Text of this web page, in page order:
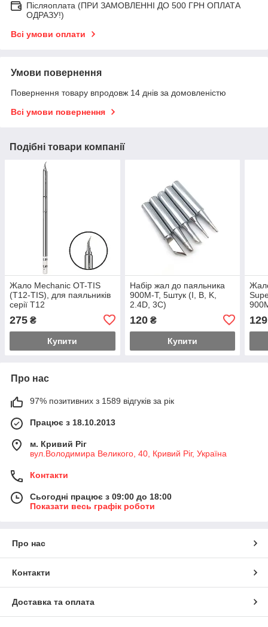
Післяоплата (ПРИ ЗАМОВЛЕННІ ДО 500 ГРН ОПЛАТА
ОДРАЗУ!)
Всі умови оплати
Умови повернення
Повернення товару впродовж 14 днів за домовленістю
Всі умови повернення
Подібні товари компанії
Жало Mechanic OT-TIS
(T12-TIS), для паяльників
серії T12
275 ₴
Купити
Набір жал до паяльника
900M-T, 5штук (I, B, K,
2.4D, 3C)
120₴
Купити
129
Про нас
97% позитивних з 1589 відгуків за рік
Працює з 18.10.2013
м. Кривий Ріг
вул.Володимира Великого, 40, Кривий Ріг, Україна
Контакти
Сьогодні працює з 09:00 до 18:00
Показати весь графік роботи
Про нас
Контакти
Доставка та оплата